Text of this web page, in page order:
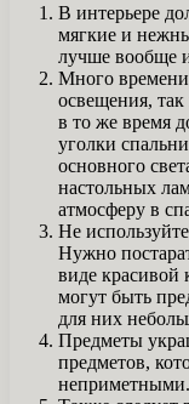
В интерьере
мягкие и
лучше вообще
Много времени
освещения,
в то же время
уголки
основного
настольных
атмосферу в
Не
Нужно
виде красивой
могут быть
для них
Предметы
предметов,
неприметными.